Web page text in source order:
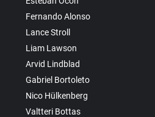
Fernando Alonso
Lance Stroll
Liam Lawson
Arvid Lindblad
Gabriel Bortoleto
Nico Hülkenberg
Valtteri Bottas